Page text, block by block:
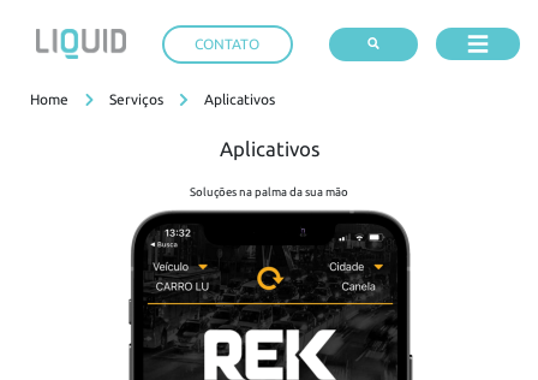
CONTATO
Home Serviços Aplicativos
Aplicativos
Soluções na palma da sua mão